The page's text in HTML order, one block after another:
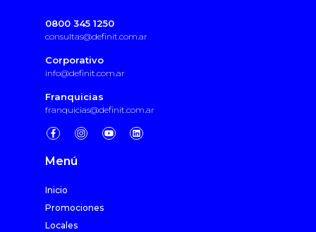
0800 345 1250
consultas@definit.com.ar
Corporativo
info@definit.com.ar
Franquicias
franquicias@definit.com.ar
Menú
Inicio
Promociones
Locales